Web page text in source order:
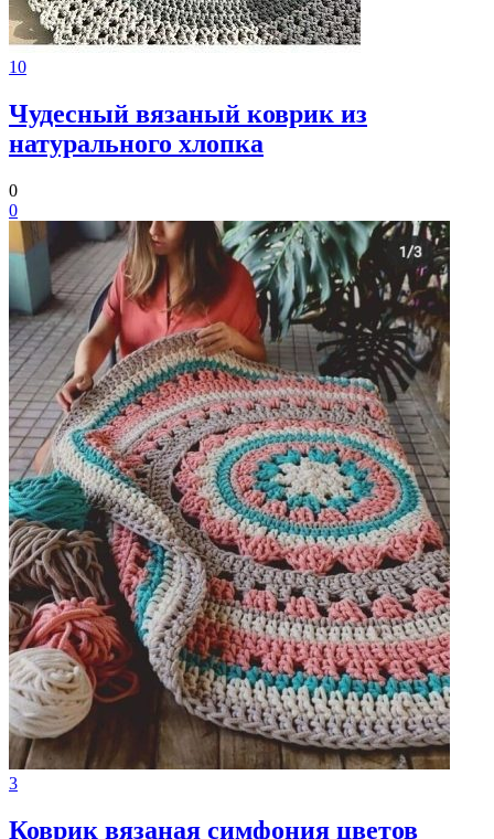
10
Чудесный вязаный коврик из
натурального хлопка
0
0
3
Коврик вязаная симфония цветов